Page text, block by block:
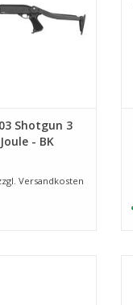
Shotgun 3
- BK
Versandkosten